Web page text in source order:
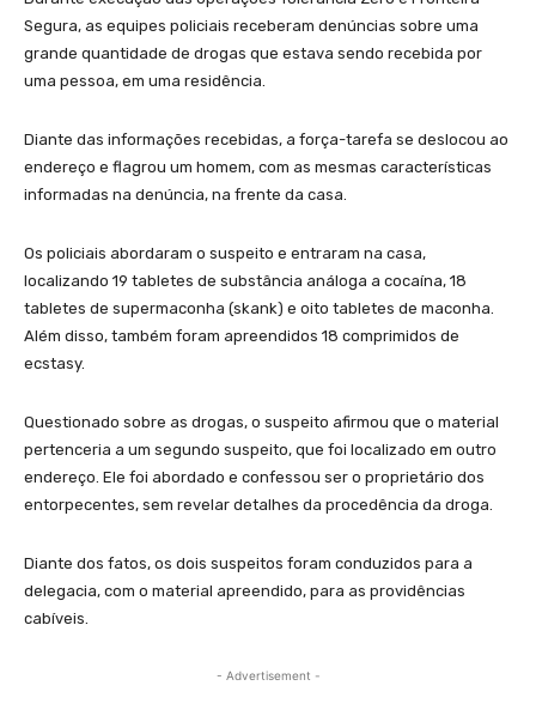
Segura, as equipes policiais receberam denúncias sobre uma
grande quantidade de drogas que estava sendo recebida por
uma pessoa, em uma residência.
Diante das informações recebidas, a força-tarefa se deslocou ao
endereço e flagrou um homem, com as mesmas características
informadas na denúncia, na frente da casa.
Os policiais abordaram o suspeito e entraram na casa,
localizando 19 tabletes de substância análoga a cocaína, 18
tabletes de supermaconha (skank) e oito tabletes de maconha.
Além disso, também foram apreendidos 18 comprimidos de
ecstasy.
Questionado sobre as drogas, o suspeito afirmou que o material
pertenceria a um segundo suspeito, que foi localizado em outro
endereço. Ele foi abordado e confessou ser o proprietário dos
entorpecentes, sem revelar detalhes da procedência da droga.
Diante dos fatos, os dois suspeitos foram conduzidos para a
delegacia, com o material apreendido, para as providências
cabíveis.
- Advertisement -